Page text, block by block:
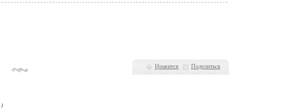
Нравится Поделиться
)